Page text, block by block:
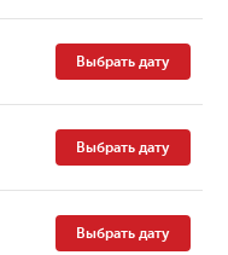
Выбрать дату
Выбрать дату
Выбрать дату